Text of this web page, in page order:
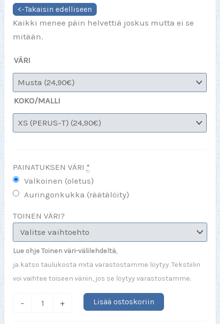
-
Kaikki menee päin helvettiä joskus mutta ei se
mitään.
VÄRI
KOKO/MALLI
PAINATUKSEN VÄRI *
Valkoinen (oletus)
Auringonkukka (räätälöity)
TOINEN VÄRI?
Lue ohje Toinen väri-välilehdeltä,
ja katso taulukosta mitä varastostamme löytyy. Tekstiilin
voi vaihtee toiseen väriin, jos se löytyy varastostamme.
- + Lisää ostoskoriin